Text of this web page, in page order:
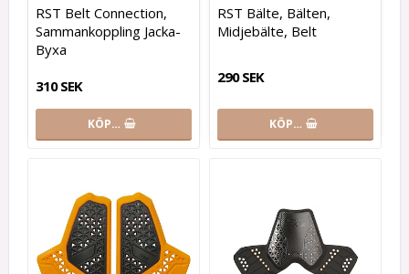
RST Belt Connection,
Sammankoppling Jacka-
Byxa
310 SEK
KÖP…
RST Bälte, Bälten,
Midjebälte, Belt
290 SEK
KÖP…